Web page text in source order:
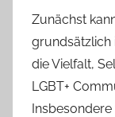
Zunächst
die Vielfalt,
LGBT+